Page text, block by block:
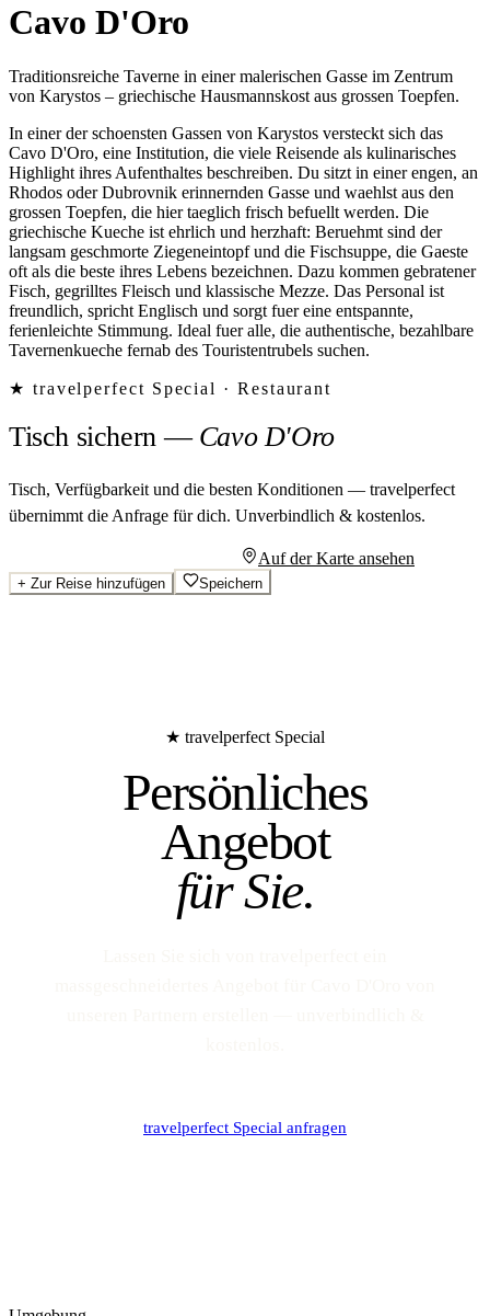
Cavo D'Oro
Traditionsreiche Taverne in einer malerischen Gasse im Zentrum
von Karystos – griechische Hausmannskost aus grossen Toepfen.
In einer der schoensten Gassen von Karystos versteckt sich das
Cavo D'Oro, eine Institution, die viele Reisende als kulinarisches
Highlight ihres Aufenthaltes beschreiben. Du sitzt in einer engen, an
Rhodos oder Dubrovnik erinnernden Gasse und waehlst aus den
grossen Toepfen, die hier taeglich frisch befuellt werden. Die
griechische Kueche ist ehrlich und herzhaft: Beruehmt sind der
langsam geschmorte Ziegeneintopf und die Fischsuppe, die Gaeste
oft als die beste ihres Lebens bezeichnen. Dazu kommen gebratener
Fisch, gegrilltes Fleisch und klassische Mezze. Das Personal ist
freundlich, spricht Englisch und sorgt fuer eine entspannte,
ferienleichte Stimmung. Ideal fuer alle, die authentische, bezahlbare
Tavernenkueche fernab des Touristentrubels suchen.
★ travelperfect Special · Restaurant
Tisch sichern— Cavo D'Oro
Tisch, Verfügbarkeit und die besten Konditionen — travelperfect
übernimmt die Anfrage für dich. Unverbindlich & kostenlos.
Auf der Karte ansehen
+ Zur Reise hinzufügen Speichern
★ travelperfect Special
Persönliches
Angebot
für Sie.
travelperfect Special anfragen